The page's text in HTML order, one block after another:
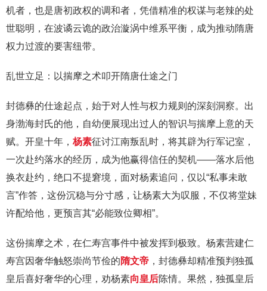
机者，也是唐初政权的调和者，凭借精准的权谋与老辣的处
世聪明，在波谲云诡的政治漩涡中维系平衡，成为推动隋唐
权力过渡的要害纽带。
乱世立足：以揣摩之术叩开隋唐仕途之门
封德彝的仕途起点，始于对人性与权力规则的深刻洞察。出
身渤海封氏的他，自幼便展现出过人的智识与揣摩上意的天
赋。开皇十年， 杨素征讨江南叛乱时，将其辟为行军记室，
一次赴约落水的经历，成为他赢得信任的契机——落水后他
换衣赴约，绝口不提窘境，面对杨素追问，仅以“私事未敢
言”作答，这份沉稳与分寸感，让杨素大为叹服，不仅将堂妹
许配给他，更预言其“必能致位卿相”。
这份揣摩之术，在仁寿宫事件中被发挥到极致。杨素营建仁
寿宫因奢华触怒崇尚节俭的隋文帝 ，封德彝却精准预判独孤
皇后喜好奢华的心理，劝杨素向皇后陈情。果然，独孤皇后